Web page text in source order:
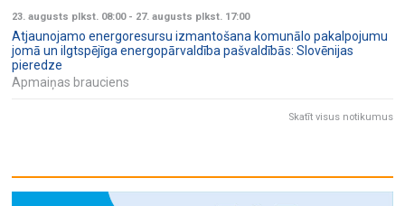
23. augusts plkst. 08:00- 27. augusts plkst. 17:00
Atjaunojamo energoresursu izmantošana komunālo pakalpojumu
jomā un ilgtspējīga energopārvaldība pašvaldībās: Slovēnijas
pieredze
Apmaiņas brauciens
Skatīt visus notikumus